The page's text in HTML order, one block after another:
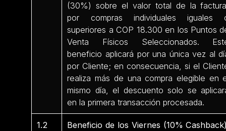
(30%) sobre el valor total de la
por compras individuales iguales
superiores a COP 18.300 en los Puntos
Venta Físicos Seleccionados.
beneficio aplicará por una única vez al
por Cliente; en consecuencia, si el
realiza más de una compra elegible en
mismo día, el descuento solo se
en la primera transacción procesada.
1.2
Beneficio de los Viernes (10%